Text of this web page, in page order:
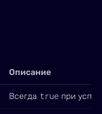
Описание
Всегда true при